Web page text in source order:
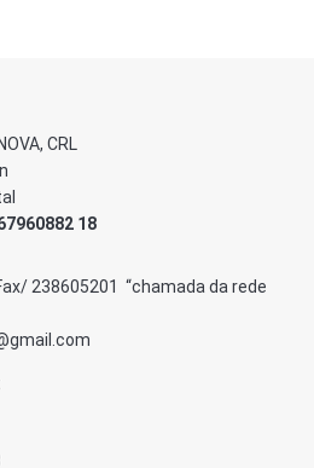
CRL
18
238605201 “chamada da rede